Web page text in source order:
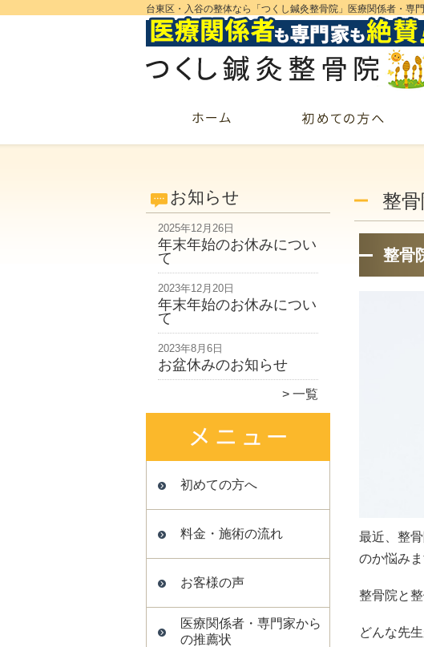
台東区・入谷の整体なら「つくし鍼灸整骨院」医療関係者・専
お知らせ
2025年12月26日
年末年始のお休みについ
て
2023年12月20日
年末年始のお休みについ
て
2023年8月6日
お盆休みのお知らせ
一覧
初めての方へ
料金・施術の流れ
お客様の声
医療関係者・専門家から
の推薦状
整
整骨
最近、整
のか悩みま
整骨院と
どんな先